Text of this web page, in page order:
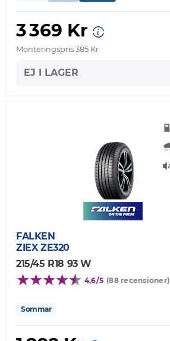
3 369 Kr
Monteringspris 385 Kr
EJ I LAGER
FALKEN
ZIEX ZE320
215/45 R18 93 W
4,6/5 (88 recensioner)
Sommar